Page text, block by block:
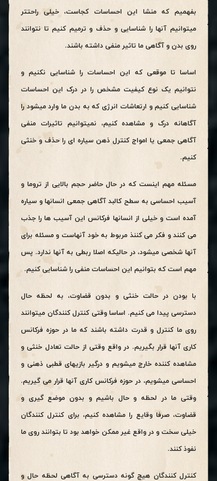
بفهمیم که منشا این احساسات کجاست، خیلی راحتتر
میتوانیم آنها را شناسایی و حذف و ترمیم کنیم تا نتوانند
روی بدن و آگاهی ما تاثیر منفی داشته باشند.
اساسا تا موقعی که این احساسات را شناسایی نکنیم و
نتوانیم یک نوع کیفیت مشخص را در درک این احساسات
شناسایی کنیم و ارتعاشات انرژی که به بدن ما وارد میشود را
آگاهانه درک و مشاهده کنیم، نمیتوانیم تاثیرات منفی
آگاهی جمعی یا امواج کنترل ذهن سیاره ای را حذف و خنثی
کنیم.
مسئله مهم اینست که در حال حاضر حجم بالایی از تروما و
آسیب احساسی به سطح کالبد آگاهی جمعی انسانها و سیاره
آمده است و خیلی از انسانها فرکانس این آسیب ها را جذب
می کنند و فکر می کننذ مربوط به خود آنهاست و مسئله برای
آنها شخصی میشود، در حالیکه اصلا ربطی به آنها ندارد. پس
مهم است که بتوانیم این احساسات منفی را شناسایی کنیم.
با بودن در حالت خنثی و بدون قضاوت، به لحظه حال
دسترسی پیدا می کنیم. اساسا وقتی کنترل کنندگان میتوانند
روی ما کنترل و قدرت داشته باشند که ما در حوزه فرکانس
کاری آنها قرار بگیریم. در واقع وقتی از حالت تعادل خنثی و
مشاهده کننده خارج میشویم و درگیر بازیهای قطبی ذهنی و
احساسی میشویم، در حوزه فرکانس کاری آنها قرار می گیریم.
وقتی ما در لحظه و حال باشیم و بدون موضع گیری و
قضاوت، صرفا وقایع را مشاهده کنیم، برای کنترل کنندگان
خیلی سخت و در واقع غیر ممکن خواهد بود تا بتوانند روی ما
نفوذ کنند.
کنترل کنندگان هیچ گونه دسترسی به آگاهی لحظه حال و